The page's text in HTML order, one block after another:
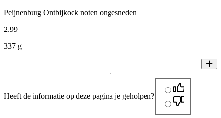
Peijnenburg Ontbijkoek noten ongesneden
2.99
337 g
Heeft de informatie op deze pagina je geholpen?